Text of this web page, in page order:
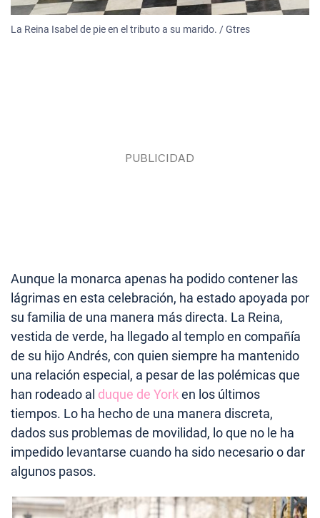
La Reina Isabel de pie en el tributo a su marido. / Gtres
Aunque la monarca apenas ha podido contener las
lágrimas en esta celebración, ha estado apoyada por
su familia de una manera más directa. La Reina,
vestida de verde, ha llegado al templo en compañía
de su hijo Andrés, con quien siempre ha mantenido
una relación especial, a pesar de las polémicas que
han rodeado al duque de Yorken los últimos
tiempos. Lo ha hecho de una manera discreta,
dados sus problemas de movilidad, lo que no le ha
impedido levantarse cuando ha sido necesario o dar
algunos pasos.